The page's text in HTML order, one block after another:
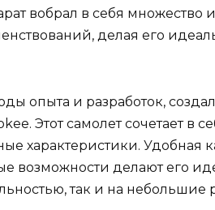
вобрал в себя множество
делая его
опыта и разработок,
Этот самолет сочетает в
характеристики. Удобная
возможности делают его
так и на небольшие